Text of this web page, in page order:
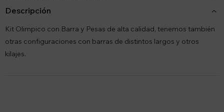
Descripción
Kit Olimpico con Barra y Pesas de alta calidad, tenemos también
otras configuraciones con barras de distintos largos y otros
kilajes.